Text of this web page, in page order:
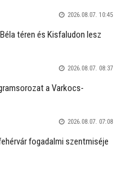
2026.08.07. 10:45
téren és Kisfaludon lesz
2026.08.07. 08:37
a Varkocs-
2026.08.07. 07:08
fogadalmi szentmiséje